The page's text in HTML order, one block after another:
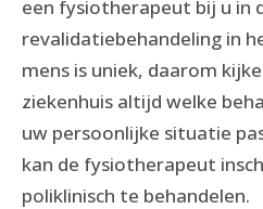
een fysiotherapeut bij u in
revalidatiebehandeling in
mens is uniek, daarom
ziekenhuis altijd welke
uw persoonlijke situatie
kan de fysiotherapeut
poliklinisch te behandelen.